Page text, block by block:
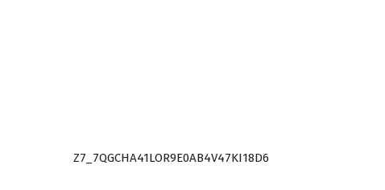
Z7_7QGCHA41LOR9E0AB4V47KI18D6